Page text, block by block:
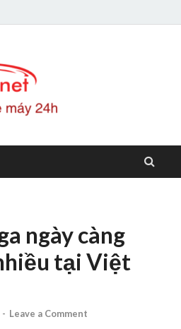
ngày càng
tại Việt
- Leave a Comment